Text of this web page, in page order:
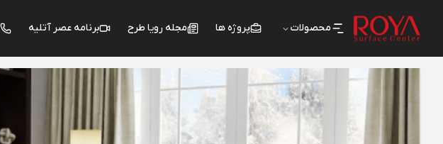
محصولات پروژه ها مجله رویا طرح برنامه عصر آتلیه